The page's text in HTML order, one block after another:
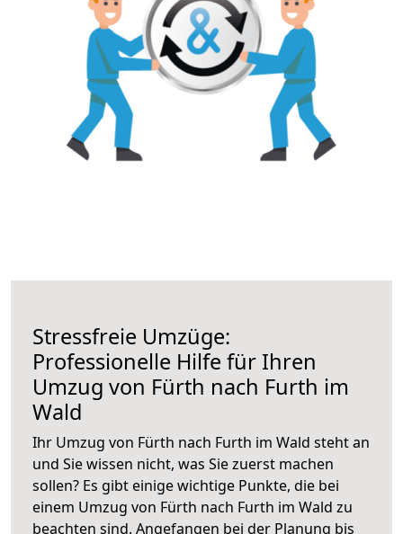
Stressfreie Umzüge:
Professionelle Hilfe für Ihren
Umzug von Fürth nach Furth im
Wald
Ihr Umzug von Fürth nach Furth im Wald steht an
und Sie wissen nicht, was Sie zuerst machen
sollen? Es gibt einige wichtige Punkte, die bei
einem Umzug von Fürth nach Furth im Wald zu
beachten sind. Angefangen bei der Planung bis